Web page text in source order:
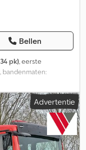
Bellen
pk), eerste
, bandenmaten:
rood,
staal, totale
, totale hoogte:3.900
, Uitrusting:AdBlue,
= -
Advertentie